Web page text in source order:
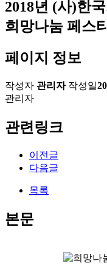
2018년 (사)한
희망나눔 페스
페이지 정보
작성자 관리자 작성일
관리자
관련링크
이전글
다음글
목록
본문